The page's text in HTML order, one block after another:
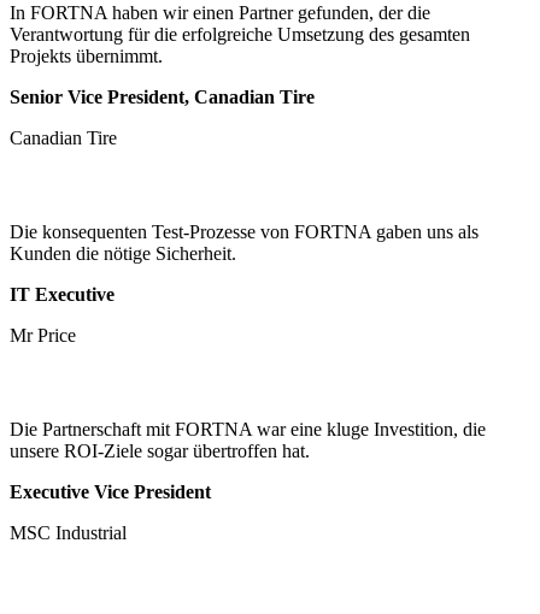
In FORTNA haben wir einen Partner gefunden, der die
Verantwortung für die erfolgreiche Umsetzung des gesamten
Projekts übernimmt.
Senior Vice President, Canadian Tire
Canadian Tire
Die konsequenten Test-Prozesse von FORTNA gaben uns als
Kunden die nötige Sicherheit.
IT Executive
Mr Price
Die Partnerschaft mit FORTNA war eine kluge Investition, die
unsere ROI-Ziele sogar übertroffen hat.
Executive Vice President
MSC Industrial